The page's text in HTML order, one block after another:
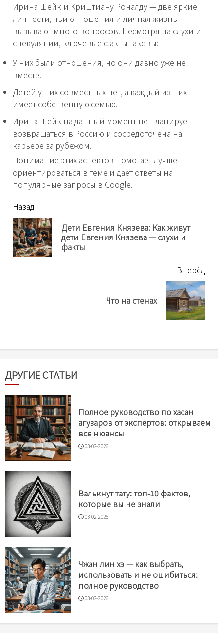
Ирина Шейк и Криштиану Роналду — две яркие
личности, чьи отношения и личная жизнь
вызывают много вопросов. Несмотря на слухи и
спекуляции, ключевые факты таковы:
У них были отношения, но они давно уже не
вместе.
Детей у них совместных нет, а каждый из них
имеет собственную семью.
Ирина Шейк на данный момент не планирует
возвращаться в Россию и сосредоточена на
карьере за рубежом.
Понимание этих аспектов помогает лучше
ориентироваться в теме и дает ответы на
популярные запросы в Google.
читать
еще
Назад
Дети Евгения Князева: Как живут
дети Евгения Князева — слухи и
факты
Вперёд
Что на стенах
ДРУГИЕ СТАТЬИ
Полное руководство по хасан
агузаров от экспертов: открываем
все нюансы
03-02-2026
Валькнут тату: топ-10 фактов,
которые вы не знали
03-02-2026
Чжан лин хэ — как выбрать,
использовать и не ошибиться:
полное руководство
03-02-2026